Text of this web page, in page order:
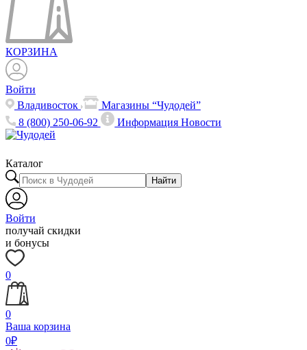
КОРЗИНА
Войти
Владивосток
Магазины “Чудодей”
8 (800) 250-06-92
ИнформацияНовости
Каталог
Найти
Войти
получай скидки
и бонусы
0
0
Ваша корзина
0₽